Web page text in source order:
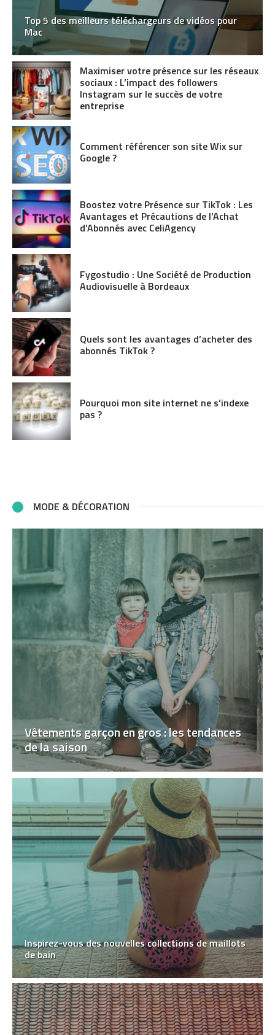
Top 5 des meilleurs téléchargeurs de vidéos pour
Mac
Maximiser votre présence sur les réseaux
sociaux : L’impact des followers
Instagram sur le succès de votre
entreprise
Comment référencer son site Wix sur
Google ?
Boostez votre Présence sur TikTok : Les
Avantages et Précautions de l’Achat
d’Abonnés avec CeliAgency
Fygostudio : Une Société de Production
Audiovisuelle à Bordeaux
Quels sont les avantages d’acheter des
abonnés TikTok ?
Pourquoi mon site internet ne s’indexe
pas ?
MODE & DÉCORATION
Vêtements garçon en gros : les tendances
de la saison
Inspirez-vous des nouvelles collections de maillots
de bain